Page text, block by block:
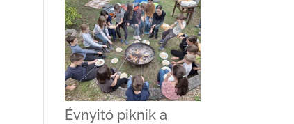
Évnyitó piknik a